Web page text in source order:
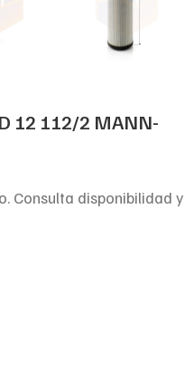
12 112/2 MANN-
Consulta disponibilidad y